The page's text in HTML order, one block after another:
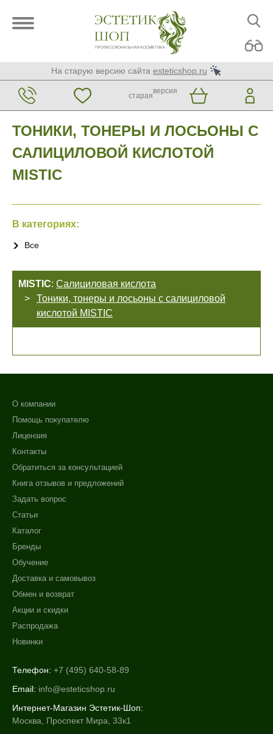
На старую версию сайта esteticshop.ru
старая
версия
ТОНИКИ, ТОНЕРЫ И ЛОСЬОНЫ С
САЛИЦИЛОВОЙ КИСЛОТОЙ
MISTIC
В категориях:
Все
MISTIC: Салициловая кислота
Тоники, тонеры и лосьоны с салициловой
кислотой MISTIC
О компании
Помощь покупателю
Лицензия
Контакты
Обратиться за консультацией
Книга отзывов и предложений
Задать вопрос
Статьи
Каталог
Бренды
Обучение
Доставка и самовывоз
Обмен и возврат
Акции и скидки
Распродажа
Новинки
Телефон: +7 (495) 640-58-89
Email: info@esteticshop.ru
Интернет-Магазин Эстетик-Шоп:
Москва, Проспект Мира, 33к1